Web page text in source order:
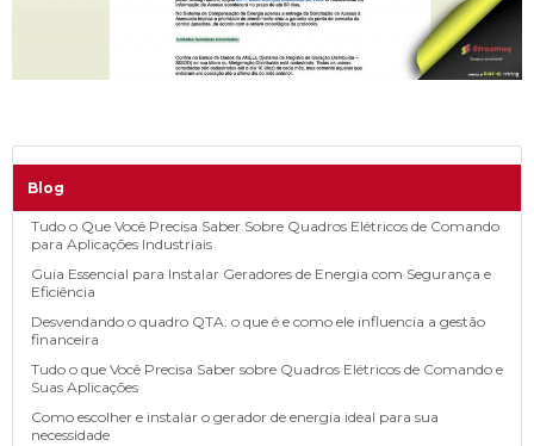
Blog
Tudo o Que Você Precisa Saber Sobre Quadros Elétricos de Comando
para Aplicações Industriais
Guia Essencial para Instalar Geradores de Energia com Segurança e
Eficiência
Desvendando o quadro QTA: o que é e como ele influencia a gestão
financeira
Tudo o que Você Precisa Saber sobre Quadros Elétricos de Comando e
Suas Aplicações
Como escolher e instalar o gerador de energia ideal para sua
necessidade